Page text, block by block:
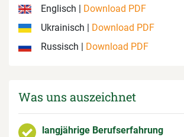
Englisch |
Download PDF
Ukrainisch |
Download PDF
Russisch |
Download PDF
Was uns auszeichnet
langjährige Berufserfahrung